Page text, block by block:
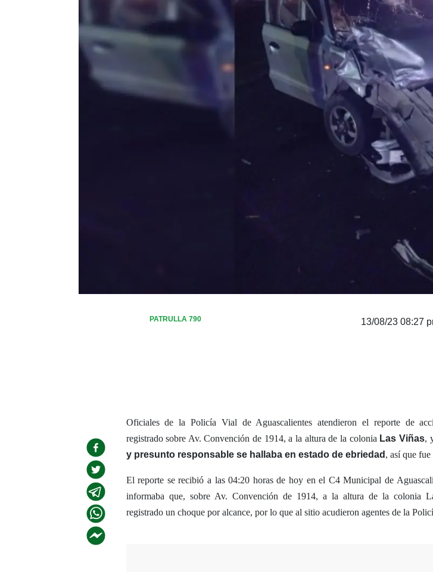
PATRULLA 790 13/08/23 08:27
Oficiales de la Policía Vial de Aguascalientes atendieron el reporte de
registrado sobre Av. Convención de 1914, a la altura de la colonia Las Viñas,
y presunto responsable se hallaba en estado de ebriedad , así que
El reporte se recibió a las 04:20 horas de hoy en el C4 Municipal de
informaba que, sobre Av. Convención de 1914, a la altura de la colonia
registrado un choque por alcance, por lo que al sitio acudieron agentes de la